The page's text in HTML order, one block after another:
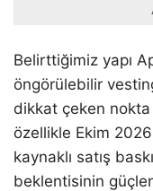
Belirttiğimiz yapı
öngörülebilir
dikkat çeken nokta
özellikle Ekim 2026
kaynaklı satış
beklentisinin